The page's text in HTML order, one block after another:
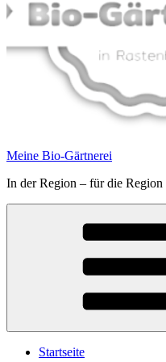
Meine Bio-Gärtnerei
In der Region – für die Region
Startseite